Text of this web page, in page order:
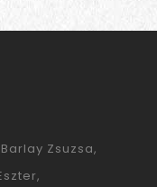
Barlay Zsuzsa